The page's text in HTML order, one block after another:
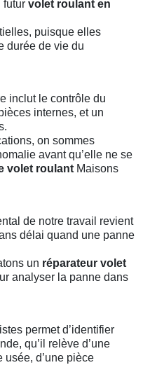
futur volet roulant en
puisque elles
durée de vie du
inclut le contrôle du
internes, et un
on sommes
avant qu’elle ne se
volet roulant Maisons
de notre travail revient
délai quand une panne
un réparateur volet
analyser la panne dans
permet d’identifier
qu’il relève d’une
usée, d’une pièce